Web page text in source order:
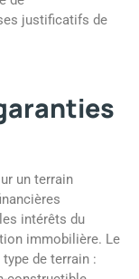
justificatifs de
un terrain
intérêts du
immobilière. Le
de terrain :